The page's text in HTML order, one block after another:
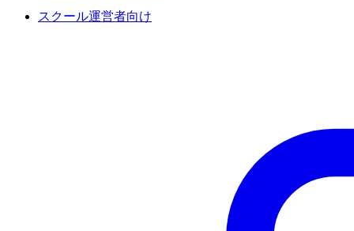
スクール運営者向け